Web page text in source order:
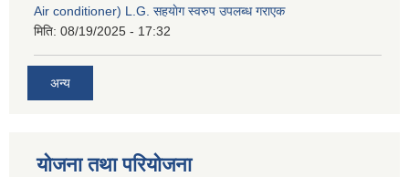
Air conditioner) L.G. सहयाेग स्वरुप उपलब्ध गराएक
मिति: 08/19/2025 - 17:32
अन्य
योजना तथा परियोजना